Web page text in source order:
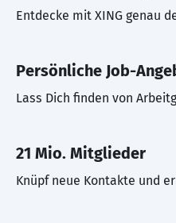
Entdecke mit XING genau
Persönliche Job-
Lass Dich finden von
21 Mio. Mitglieder
Knüpf neue Kontakte und